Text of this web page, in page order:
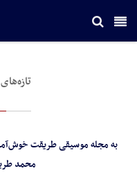
به مجله‌ موسیقی طریقت
محمد